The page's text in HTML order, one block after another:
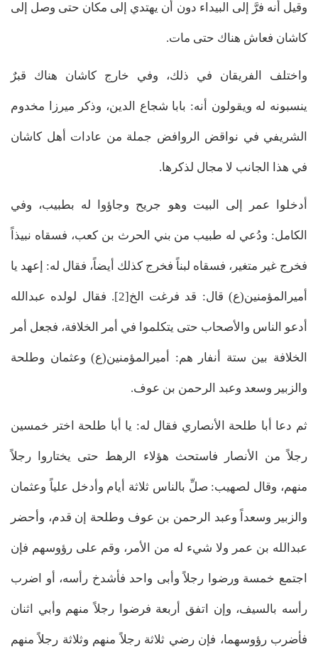
وقيل أنه فرَّ إلى البيداء دون أن يهتدي إلى مكان حتى وصل إلى
كاشان فعاش هناك حتى مات.
واختلف الفريقان في ذلك، وفي خارج كاشان هناك قبرٌ
ينسبونه له ويقولون أنه: بابا شجاع الدين، وذكر ميرزا مخدوم
الشريفي في نواقض الروافض جملة من عادات أهل كاشان
في هذا الجانب لا مجال لذكرها.
أدخلوا عمر إلى البيت وهو جريح وجاؤوا له بطبيب، وفي
الكامل: ودُعي له طبيب من بني الحرث بن كعب، فسقاه نبيذاً
فخرج غير متغير، فسقاه لبناً فخرج كذلك أيضاً، فقال له: إعهد يا
أميرالمؤمنين(ع) قال: قد فرغت الخ[2]. فقال لولده عبدالله
أدعو الناس والأصحاب حتى يتكلموا في أمر الخلافة، فجعل أمر
الخلافة بين ستة أنفار هم: أميرالمؤمنين(ع) وعثمان وطلحة
والزبير وسعد وعبد الرحمن بن عوف.
ثم دعا أبا طلحة الأنصاري فقال له: يا أبا طلحة اختر خمسين
رجلاً من الأنصار فاستحث هؤلاء الرهط حتى يختاروا رجلاً
منهم، وقال لصهيب: صلِّ بالناس ثلاثة أيام وأدخل علياً وعثمان
والزبير وسعداً وعبد الرحمن بن عوف وطلحة إن قدم، وأحضر
عبدالله بن عمر ولا شيء له من الأمر، وقم على رؤوسهم فإن
اجتمع خمسة ورضوا رجلاً وأبى واحد فأشدخ رأسه، أو اضرب
رأسه بالسيف، وإن اتفق أربعة فرضوا رجلاً منهم وأبي اثنان
فأضرب رؤوسهما، فإن رضي ثلاثة رجلاً منهم وثلاثة رجلاً منهم